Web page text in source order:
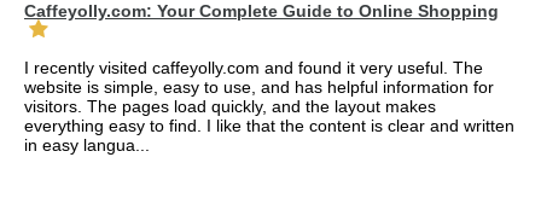
Caffeyolly.com: Your Complete Guide to Online Shopping
I recently visited caffeyolly.com and found it very useful. The
website is simple, easy to use, and has helpful information for
visitors. The pages load quickly, and the layout makes
everything easy to find. I like that the content is clear and written
in easy langua...